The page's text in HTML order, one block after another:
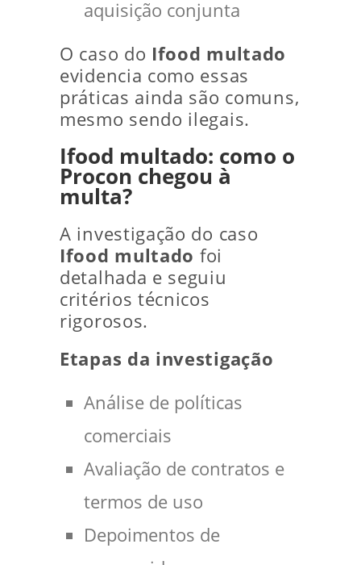
aquisição conjunta
O caso do Ifood multado
evidencia como essas
práticas ainda são comuns,
mesmo sendo ilegais.
Ifood multado: como o
Procon chegou à
multa?
A investigação do caso
Ifood multado foi
detalhada e seguiu
critérios técnicos
rigorosos.
Etapas da investigação
Análise de políticas
comerciais
Avaliação de contratos e
termos de uso
Depoimentos de